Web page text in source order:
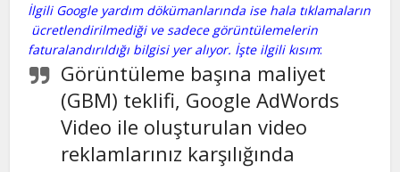
İlgili Google yardım dökümanlarında ise hala tıklamaların
ücretlendirilmediği ve sadece görüntülemelerin
faturalandırıldığı bilgisi yer alıyor. İşte ilgili kısım:
Görüntüleme başına maliyet
(GBM) teklifi, Google AdWords
Video ile oluşturulan video
reklamlarınız karşılığında